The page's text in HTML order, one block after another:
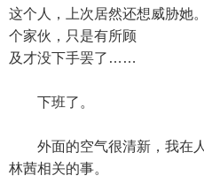
这个人，上次居然还想威胁她
个家伙，只是有所顾
及才没下手罢了……
下班了。
外面的空气很清新，我在人
林茜相关的事。